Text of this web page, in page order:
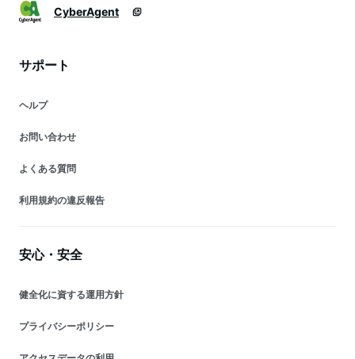
CyberAgent
サポート
ヘルプ
お問い合わせ
よくある質問
利用規約の違反報告
安心・安全
健全化に資する運用方針
プライバシーポリシー